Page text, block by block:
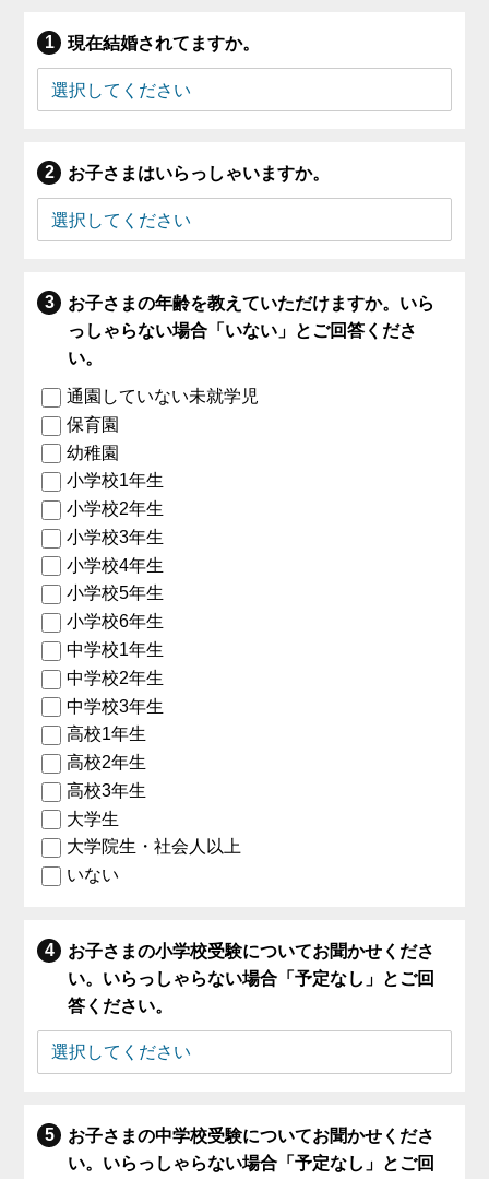
現在結婚されてますか。
お子さまはいらっしゃいますか。
お子さまの年齢を教えていただけますか。いら
っしゃらない場合「いない」とご回答くださ
い。
通園していない未就学児
保育園
幼稚園
小学校1年生
小学校2年生
小学校3年生
小学校4年生
小学校5年生
小学校6年生
中学校1年生
中学校2年生
中学校3年生
高校1年生
高校2年生
高校3年生
大学生
大学院生・社会人以上
いない
お子さまの小学校受験についてお聞かせくださ
い。いらっしゃらない場合「予定なし」とご回
答ください。
お子さまの中学校受験についてお聞かせくださ
い。いらっしゃらない場合「予定なし」とご回